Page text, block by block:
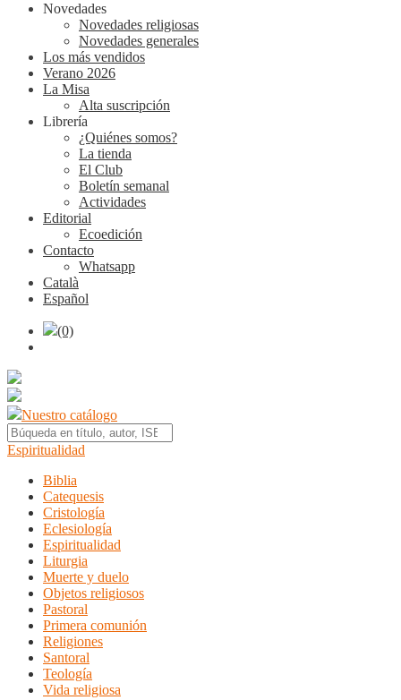
Novedades
Novedades religiosas
Novedades generales
Los más vendidos
Verano 2026
La Misa
Alta suscripción
Librería
¿Quiénes somos?
La tienda
El Club
Boletín semanal
Actividades
Editorial
Ecoedición
Contacto
Whatsapp
Català
Español
(0)
Nuestro catálogo
Espiritualidad
Biblia
Catequesis
Cristología
Eclesiología
Espiritualidad
Liturgia
Muerte y duelo
Objetos religiosos
Pastoral
Primera comunión
Religiones
Santoral
Teología
Vida religiosa